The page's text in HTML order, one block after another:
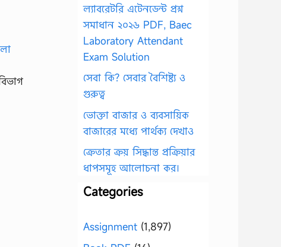
ল্যাবরেটরি এটেনডেন্ট প্রশ্ন
সমাধান ২০২৬ PDF, Baec
Laboratory Attendant
Exam Solution
সেবা কি? সেবার বৈশিষ্ট্য ও
গুরুত্ব
ভোক্তা বাজার ও ব্যবসায়িক
বাজারের মধ্যে পার্থক্য দেখাও
ক্রেতার ক্রয় সিদ্ধান্ত প্রক্রিয়ার
ধাপসমূহ আলোচনা কর।
Categories
Assignment (1,897)